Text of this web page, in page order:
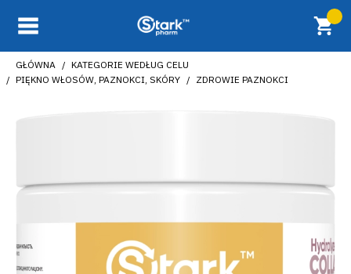
GŁÓWNA
KATEGORIE WEDŁUG CELU
PIĘKNO WŁOSÓW, PAZNOKCI, SKÓRY
ZDROWIE PAZNOKCI